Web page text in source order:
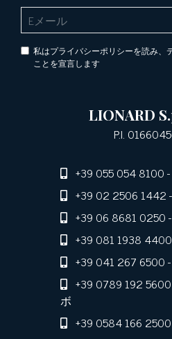
私はプライバシーポリシーを読み、
ことを宣言します
LIONARD
P.I.
+39 055 054 8100
+39 02 2506 1442
+39 06 8681 0250
+39 081 1938 4400
+39 041 267 6500
+39 0789 192 5600
ボ
+39 0584 166 2500